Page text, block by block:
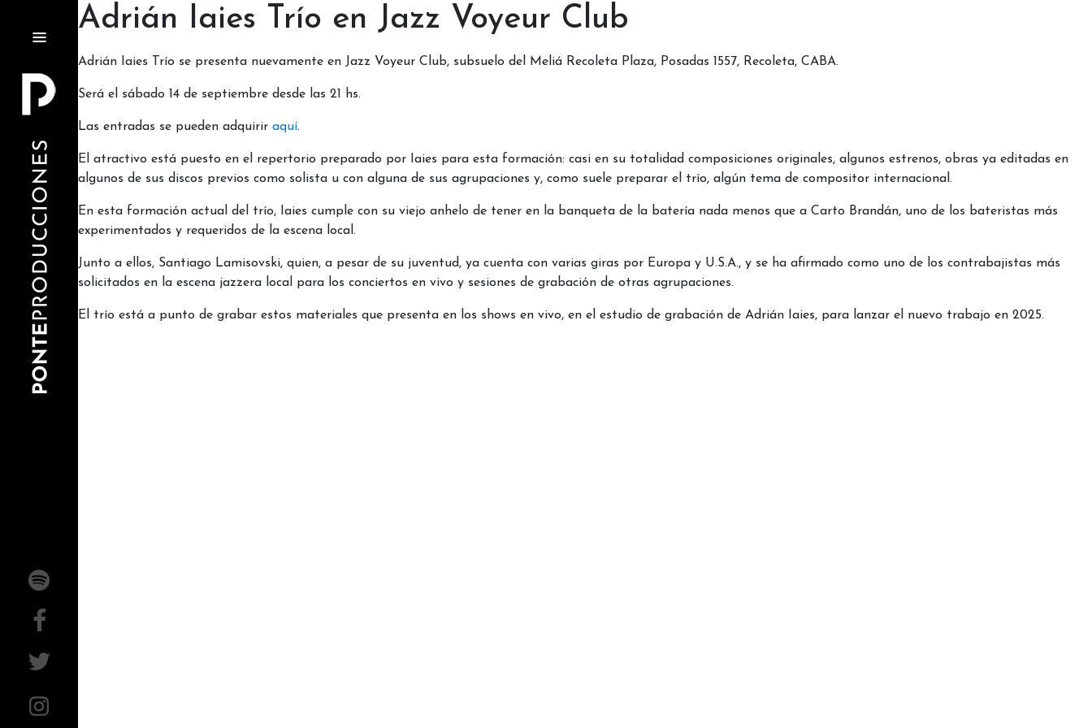
Adrián Iaies Trío en Jazz Voyeur Club
Adrián Iaies Trío se presenta nuevamente en Jazz Voyeur Club, subsuelo del Meliá Recoleta Plaza, Posadas 1557, Recoleta, CABA.
Será el sábado 14 de septiembre desde las 21 hs.
Las entradas se pueden adquirir aquí.
El atractivo está puesto en el repertorio preparado por Iaies para esta formación: casi en su totalidad composiciones originales, algunos estrenos, obras ya editadas en
algunos de sus discos previos como solista u con alguna de sus agrupaciones y, como suele preparar el trío, algún tema de compositor internacional.
En esta formación actual del trío, Iaies cumple con su viejo anhelo de tener en la banqueta de la batería nada menos que a Carto Brandán, uno de los bateristas más
experimentados y requeridos de la escena local.
Junto a ellos, Santiago Lamisovski, quien, a pesar de su juventud, ya cuenta con varias giras por Europa y U.S.A., y se ha afirmado como uno de los contrabajistas más
solicitados en la escena jazzera local para los conciertos en vivo y sesiones de grabación de otras agrupaciones.
El trío está a punto de grabar estos materiales que presenta en los shows en vivo, en el estudio de grabación de Adrián Iaies, para lanzar el nuevo trabajo en 2025.